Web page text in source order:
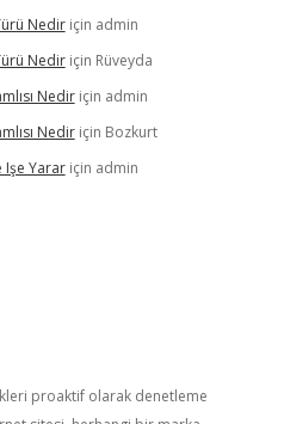
Nediriçin admin
Nediriçin Rüveyda
Nediriçin admin
Nediriçin Bozkurt
Işe Yarariçin admin
proaktif olarak denetleme